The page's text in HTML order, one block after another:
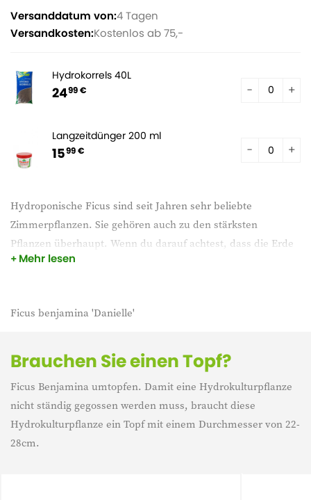
Hydroponische Ficus sind seit Jahren sehr beliebte
Zimmerpflanzen. Sie gehören auch zu den stärksten
Pflanzen überhaupt. Wenn du darauf achtest, dass die Erde
immer leicht feucht ist und die Pflanze an einem Ort mit viel
Mehr lesen
Versanddatum von:4 Tagen
Versandkosten:Kostenlos ab 75,-
Hydrokorrels 40L
2499 €
Langzeitdünger 200 ml
1599 €
Brauchen Sie einen Topf?
Ficus Benjamina umtopfen. Damit eine Hydrokulturpflanze
nicht ständig gegossen werden muss, braucht diese
Hydrokulturpflanze ein Topf mit einem Durchmesser von 22-
28cm.
Ficus benjamina 'Danielle'